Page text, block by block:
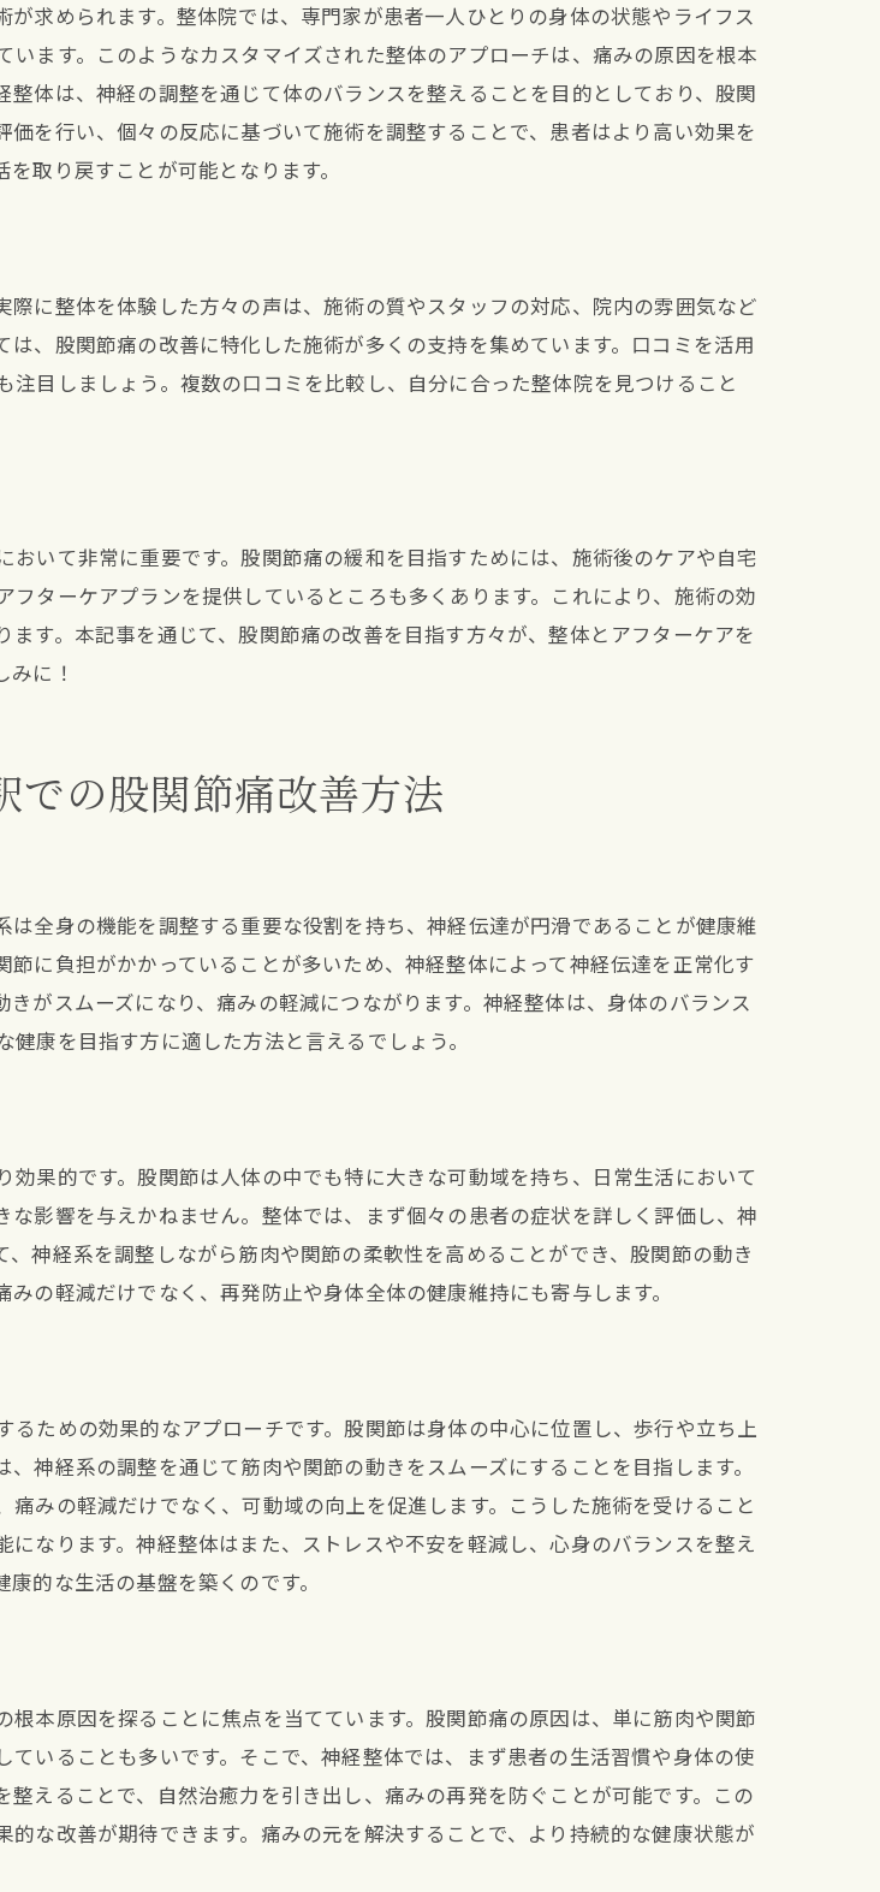
る整体院の評判
の施術効果
意点
コミの見分け方
べき重要事項
整体院の探し方
徴とは
で股関節の痛みを緩和する
る効果とは
セス
具体的な施術内容
が効果を左右する
ための継続治療
生活習慣の重要性
ケアのバランス
理の関係
求められます。整体院では、専門家が患者一人ひとりの身体の状態やライフス
ます。このようなカスタマイズされた整体のアプローチは、痛みの原因を根本
体は、神経の調整を通じて体のバランスを整えることを目的としており、股関
を行い、個々の反応に基づいて施術を調整することで、患者はより高い効果を
取り戻すことが可能となります。
に整体を体験した方々の声は、施術の質やスタッフの対応、院内の雰囲気など
、股関節痛の改善に特化した施術が多くの支持を集めています。口コミを活用
目しましょう。複数の口コミを比較し、自分に合った整体院を見つけること
いて非常に重要です。股関節痛の緩和を目指すためには、施術後のケアや自宅
ターケアプランを提供しているところも多くあります。これにより、施術の効
す。本記事を通じて、股関節痛の改善を目指す方々が、整体とアフターケアを
に！
での股関節痛改善方法
全身の機能を調整する重要な役割を持ち、神経伝達が円滑であることが健康維
に負担がかかっていることが多いため、神経整体によって神経伝達を正常化す
がスムーズになり、痛みの軽減につながります。神経整体は、身体のバランス
康を目指す方に適した方法と言えるでしょう。
果的です。股関節は人体の中でも特に大きな可動域を持ち、日常生活において
影響を与えかねません。整体では、まず個々の患者の症状を詳しく評価し、神
神経系を調整しながら筋肉や関節の柔軟性を高めることができ、股関節の動き
の軽減だけでなく、再発防止や身体全体の健康維持にも寄与します。
ための効果的なアプローチです。股関節は身体の中心に位置し、歩行や立ち上
神経系の調整を通じて筋肉や関節の動きをスムーズにすることを目指します。
みの軽減だけでなく、可動域の向上を促進します。こうした施術を受けること
なります。神経整体はまた、ストレスや不安を軽減し、心身のバランスを整え
的な生活の基盤を築くのです。
本原因を探ることに焦点を当てています。股関節痛の原因は、単に筋肉や関節
いることも多いです。そこで、神経整体では、まず患者の生活習慣や身体の使
えることで、自然治癒力を引き出し、痛みの再発を防ぐことが可能です。この
な改善が期待できます。痛みの元を解決することで、より持続的な健康状態が